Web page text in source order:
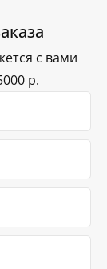
с вами
р.